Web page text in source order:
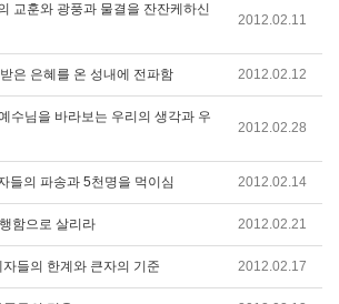
교훈와 광풍과 물결을 잔잔케하신
2012.02.11
은 은혜를 온 성내에 전파함 2012.02.12
수님을 바라보는 우리의 생각과 우
2012.02.28
들의 파송과 5천명을 먹이심 2012.02.14
함으로 살리라 2012.02.21
들의 한계와 큰자의 기준 2012.02.17